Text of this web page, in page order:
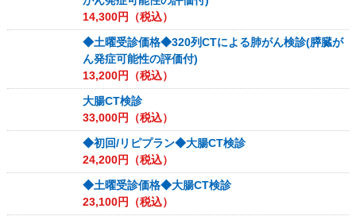
14,300円（税込）
◆土曜受診価格◆320列CTによる肺がん検診(膵臓が
ん発症可能性の評価付)
13,200円（税込）
大腸CT検診
33,000円（税込）
◆初回/リピプラン◆大腸CT検診
24,200円（税込）
◆土曜受診価格◆大腸CT検診
23,100円（税込）